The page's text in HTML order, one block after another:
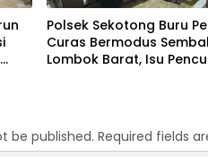
Polsek Sekotong Buru
Curas Bermodus
Lombok Barat, Isu
be published. Required fields